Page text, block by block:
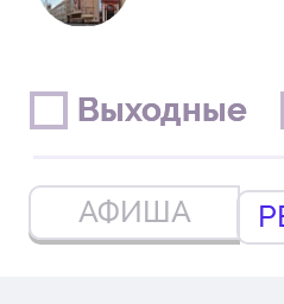
АФИША
Выходные
Выходные